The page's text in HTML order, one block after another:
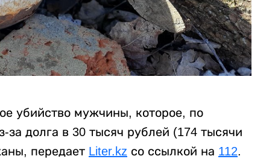
убийство мужчины, которое, по
долга в 30 тысяч рублей (174 тысячи
передает Liter.kz со ссылкой на 112.